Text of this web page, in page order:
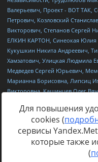
Источник:https://
inostrannyih-agentov-22-
Для повышения
cookies (
сервисы
которые также
(